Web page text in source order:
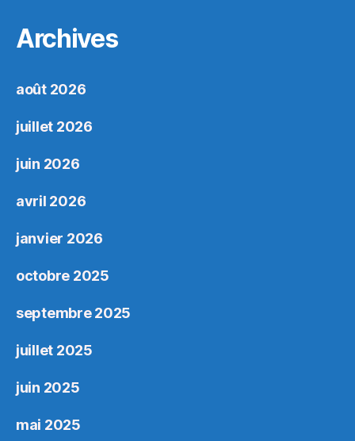
Archives
août 2026
juillet 2026
juin 2026
avril 2026
janvier 2026
octobre 2025
septembre 2025
juillet 2025
juin 2025
mai 2025